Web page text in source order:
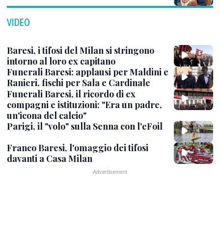
VIDEO
Baresi, i tifosi del Milan si stringono
intorno al loro ex capitano
Funerali Baresi: applausi per Maldini e
Ranieri, fischi per Sala e Cardinale
Funerali Baresi, il ricordo di ex
compagni e istituzioni: "Era un padre,
un'icona del calcio"
Parigi, il "volo" sulla Senna con l'eFoil
Franco Baresi, l'omaggio dei tifosi
davanti a Casa Milan